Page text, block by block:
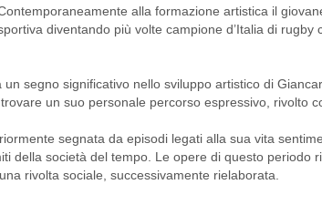
alla formazione artistica il
diventando più volte campione d’Italia di
segno significativo nello sviluppo artistico di
un suo personale percorso espressivo, rivolto
segnata da episodi legati alla sua vita
della società del tempo. Le opere di questo periodo
rivolta sociale, successivamente rielaborata.